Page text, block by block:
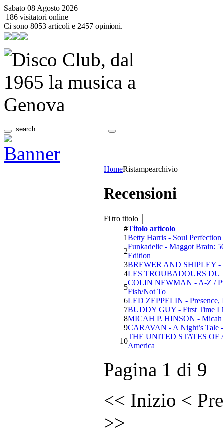
Sabato 08 Agosto 2026
186 visitatori online
Ci sono 8053 articoli e 2457 opinioni.
HomeRistampearchivio
Recensioni
Filtro titolo
#Titolo articolo
1Betty Harris - Soul Perfection
2
Funkadelic - Maggot Brain:
Edition
3BREWER AND SHIPLEY -
4LES TROUBADOURS DU
5
COLIN NEWMAN - A-Z /
Fish/Not To
6LED ZEPPELIN - Presence,
7BUDDY GUY - First Time I
8MICAH P. HINSON - Micah
9CARAVAN - A Night’s Tale
10
THE UNITED STATES OF
America
Pagina 1 di 9
<< Inizio <
>>